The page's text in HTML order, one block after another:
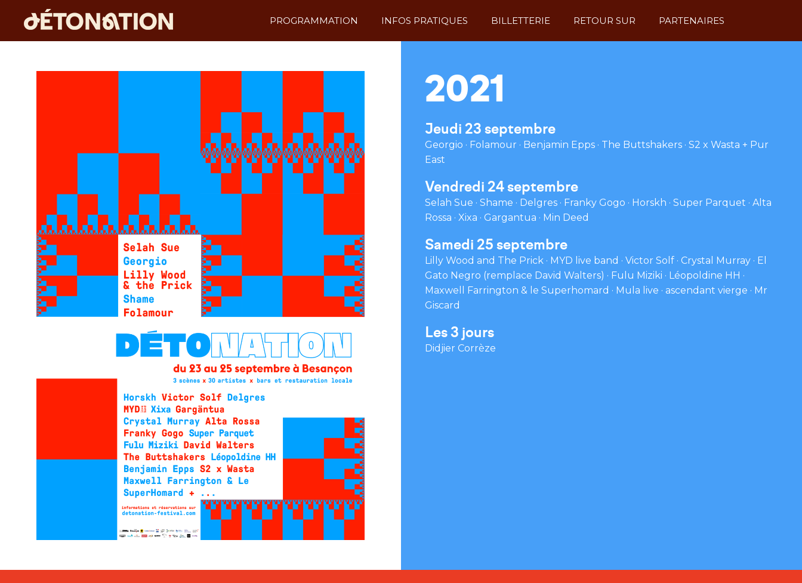
PROGRAMMATION INFOS PRATIQUES BILLETTERIE RETOUR SUR
DÉTO DU DEDANS
PARTENAIRES
2021
Jeudi 23 septembre
Georgio · Folamour · Benjamin Epps · The Buttshakers · S2 x Wasta + Pur
East
Vendredi 24 septembre
Selah Sue · Shame · Delgres · Franky Gogo · Horskh · Super Parquet · Alta
Rossa · Xixa · Gargantua · Min Deed
Samedi 25 septembre
Lilly Wood and The Prick · MYD live band · Victor Solf · Crystal Murray · El
Gato Negro (remplace David Walters) · Fulu Miziki · Léopoldine HH ·
Maxwell Farrington & le Superhomard · Mula live · ascendant vierge · Mr
Giscard
Les 3 jours
Didjier Corrèze